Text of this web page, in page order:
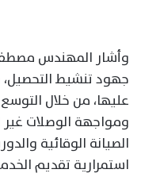
وأشار المهندس
جهود تنشيط
عليها، من خلال
ومواجهة الوصلات غير
الصيانة الوقائية
استمرارية تقديم